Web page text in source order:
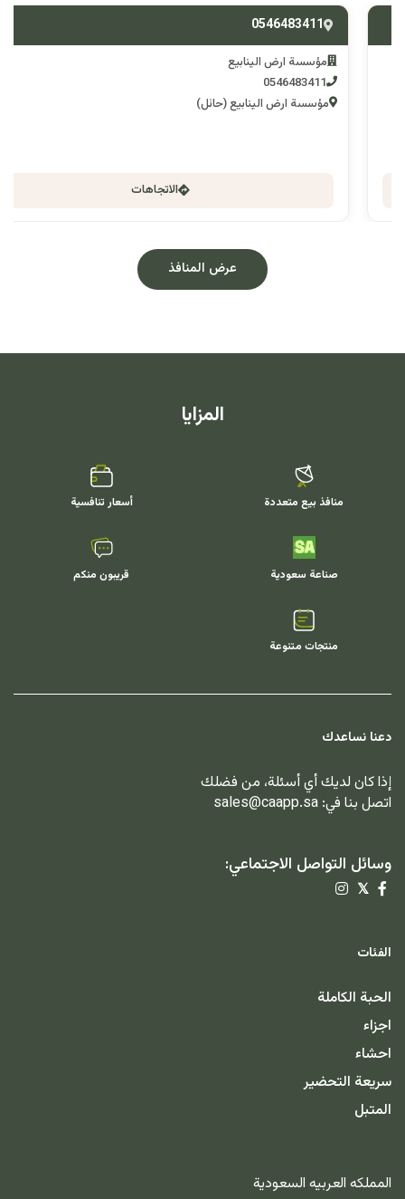
0546483411
مؤسسة ارض الينابيع
0546483411
مؤسسة ارض الينابيع (حائل)
الاتجاهات
عرض المنافذ
المزايا
منافذ بيع متعددة أسعار تنافسية
صناعة سعودية قريبون منكم
منتجات متنوعة
دعنا نساعدك
إذا كان لديك أي أسئلة، من فضلك
اتصل بنا في: sales@caapp.sa
وسائل التواصل الاجتماعي:
𝕏
الفئات
الحبة الكاملة
اجزاء
احشاء
سريعة التحضير
المتبل
المملكه العربيه السعودية